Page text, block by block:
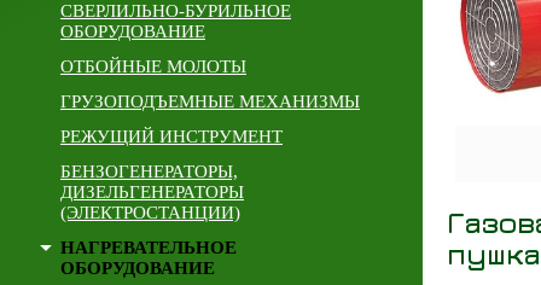
СВЕРЛИЛЬНО-БУРИЛЬНОЕ
ОБОРУДОВАНИЕ
ОТБОЙНЫЕ МОЛОТЫ
ГРУЗОПОДЪЕМНЫЕ МЕХАНИЗМЫ
РЕЖУЩИЙ ИНСТРУМЕНТ
БЕНЗОГЕНЕРАТОРЫ,
ДИЗЕЛЬГЕНЕРАТОРЫ
(ЭЛЕКТРОСТАНЦИИ)
НАГРЕВАТЕЛЬНОЕ
ОБОРУДОВАНИЕ